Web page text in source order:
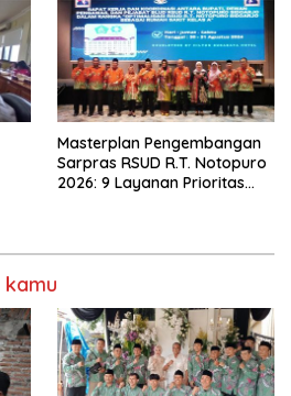
Masterplan Pengembangan
Sarpras RSUD R.T. Notopuro
2026: 9 Layanan Prioritas